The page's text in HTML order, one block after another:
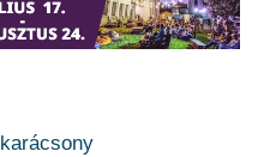
karácsony